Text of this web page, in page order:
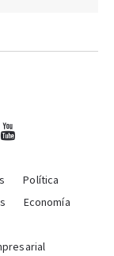
Política
Economía